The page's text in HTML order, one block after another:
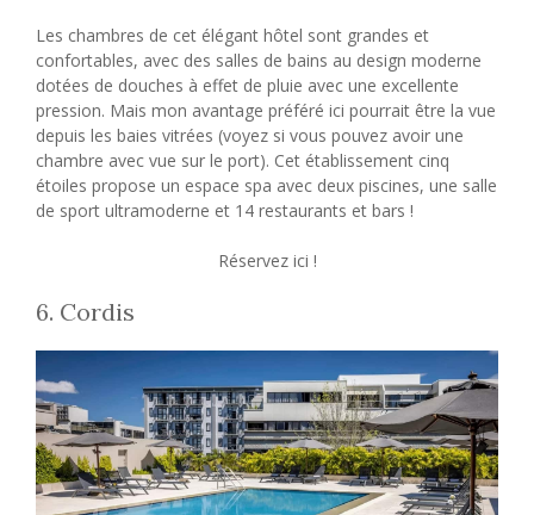
Les chambres de cet élégant hôtel sont grandes et
confortables, avec des salles de bains au design moderne
dotées de douches à effet de pluie avec une excellente
pression. Mais mon avantage préféré ici pourrait être la vue
depuis les baies vitrées (voyez si vous pouvez avoir une
chambre avec vue sur le port). Cet établissement cinq
étoiles propose un espace spa avec deux piscines, une salle
de sport ultramoderne et 14 restaurants et bars !
Réservez ici !
6. Cordis